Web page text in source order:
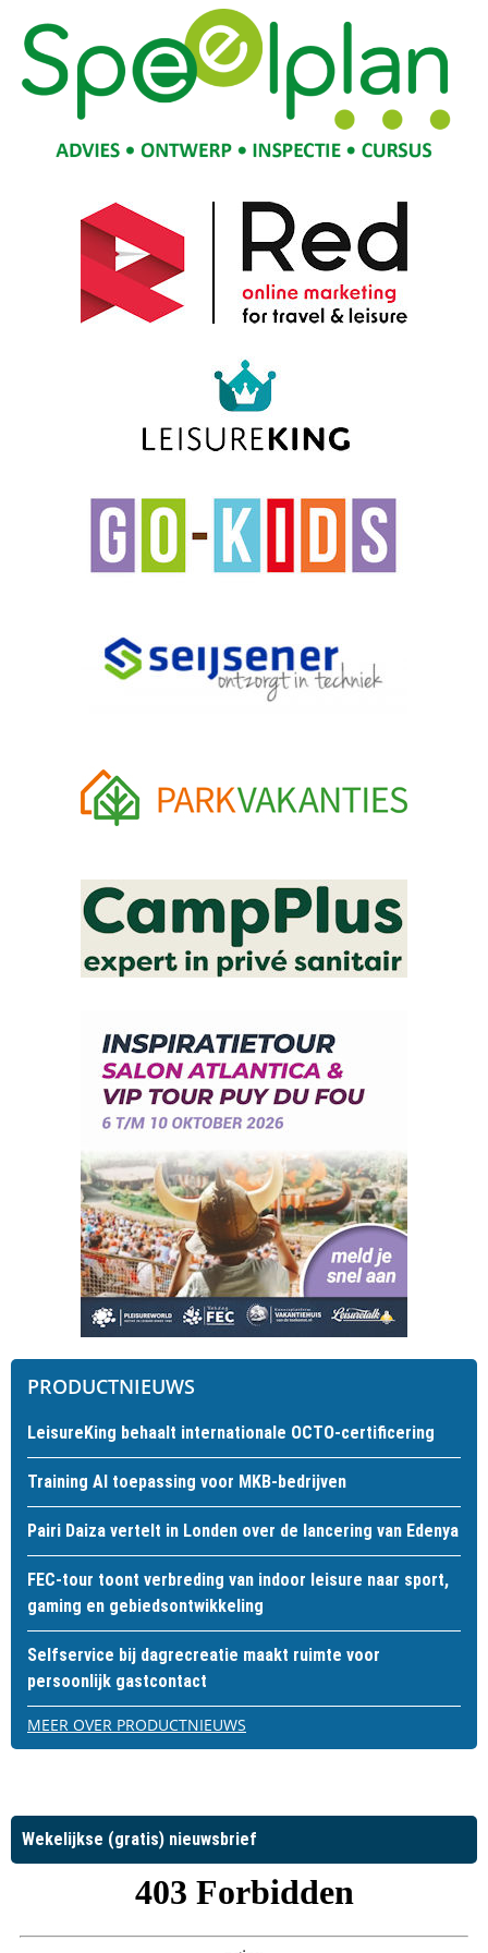
PRODUCTNIEUWS
LeisureKing behaalt internationale OCTO-certificering
Training AI toepassing voor MKB-bedrijven
Pairi Daiza vertelt in Londen over de lancering van Edenya
FEC-tour toont verbreding van indoor leisure naar sport,
gaming en gebiedsontwikkeling
Selfservice bij dagrecreatie maakt ruimte voor
persoonlijk gastcontact
MEER OVER PRODUCTNIEUWS
Wekelijkse (gratis) nieuwsbrief